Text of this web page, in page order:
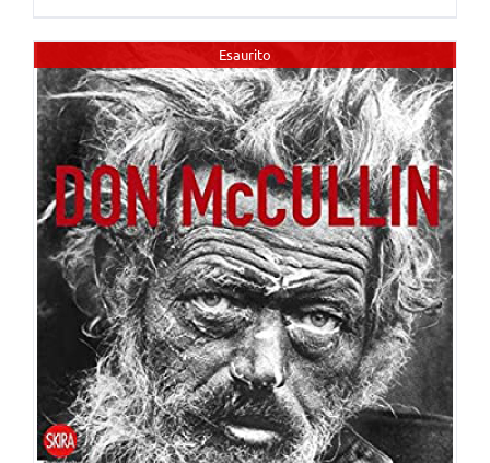
era:
€75,00.
è:
€40,00.
Esaurito